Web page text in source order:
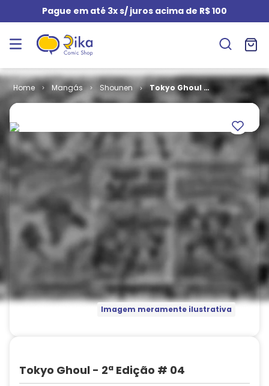
Pague em até 3x s/ juros acima de R$ 100
Mangás Shounen
Tokyo Ghoul -
2ª Edição # 04
Imagem meramente ilustrativa
Tokyo Ghoul - 2ª Edição # 04